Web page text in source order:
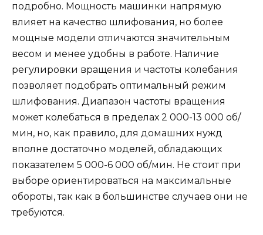
подробно. Мощность машинки напрямую
влияет на качество шлифования, но более
мощные модели отличаются значительным
весом и менее удобны в работе. Наличие
регулировки вращения и частоты колебания
позволяет подобрать оптимальный режим
шлифования. Диапазон частоты вращения
может колебаться в пределах 2 000-13 000 об/
мин, но, как правило, для домашних нужд
вполне достаточно моделей, обладающих
показателем 5 000-6 000 об/мин. Не стоит при
выборе ориентироваться на максимальные
обороты, так как в большинстве случаев они не
требуются.